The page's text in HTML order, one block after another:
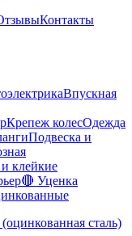
Контакты
Впускная
Крепеж колесОдежда
Подвеска и
клейкие
🔴 Уценка